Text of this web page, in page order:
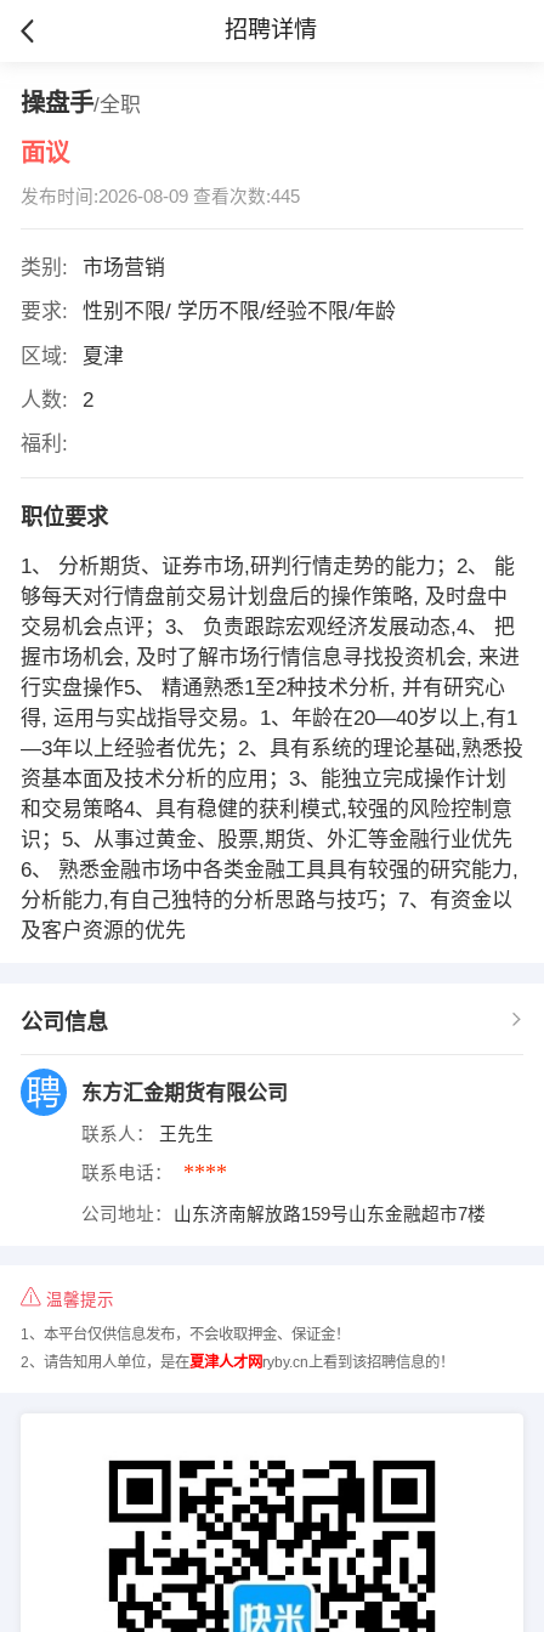
招聘详情
操盘手/全职
面议
发布时间:2026-08-09 查看次数:445
类别:
市场营销
要求:
性别不限/ 学历不限/经验不限/年龄
区域:
夏津
人数:
2
福利:
职位要求
1、 分析期货、证券市场,研判行情走势的能力；2、 能
够每天对行情盘前交易计划盘后的操作策略, 及时盘中
交易机会点评；3、 负责跟踪宏观经济发展动态,4、 把
握市场机会, 及时了解市场行情信息寻找投资机会, 来进
行实盘操作5、 精通熟悉1至2种技术分析, 并有研究心
得, 运用与实战指导交易。1、年龄在20—40岁以上,有1
—3年以上经验者优先；2、具有系统的理论基础,熟悉投
资基本面及技术分析的应用；3、能独立完成操作计划
和交易策略4、具有稳健的获利模式,较强的风险控制意
识；5、从事过黄金、股票,期货、外汇等金融行业优先
6、 熟悉金融市场中各类金融工具具有较强的研究能力,
分析能力,有自己独特的分析思路与技巧；7、有资金以
及客户资源的优先
公司信息
东方汇金期货有限公司
联系人： 王先生
联系电话： ****
公司地址： 山东济南解放路159号山东金融超市7楼
温馨提示
1、本平台仅供信息发布，不会收取押金、保证金！
2、请告知用人单位，是在夏津人才网ryby.cn上看到该招聘信息的！